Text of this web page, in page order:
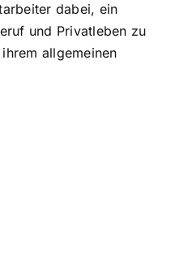
dabei, ein
und Privatleben zu
allgemeinen